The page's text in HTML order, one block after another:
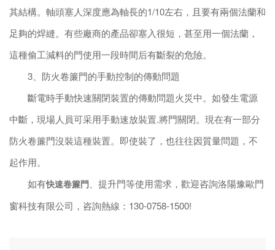
其結構。軸頭塞人深度應為軸長的1/10左右，且要有兩個法蘭和
足夠的焊縫。有些廠商的產品卻塞入很短，甚至用一個法蘭，
這種偷工減料的門使用一段時間后有斷裂的危險。
3、防火卷簾門的手動控制的傳動問題
斷電時手動快速關閉裝置的傳動問題火災中。如發生電源
中斷，現場人員可采用手動速放裝置.將門關閉。現在有一部分
防火卷簾門沒裝這種裝置。即使裝了，也往往因質量問題，不
起作用。
如有快速卷簾門 、提升門等使用需求，歡迎咨詢洛陽豫歐門
窗科技有限公司，咨詢熱線：130-0758-1500!